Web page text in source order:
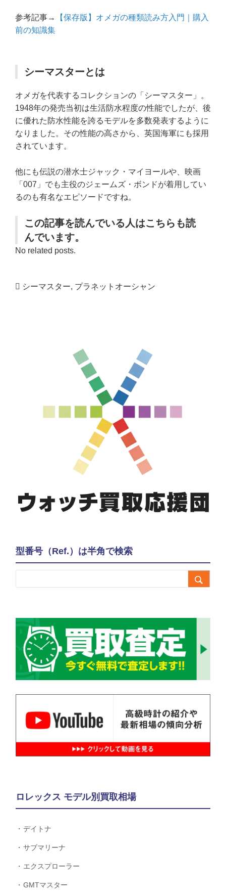
参考記事→
【保存版】オメガの種類読み方入門｜購入
前の知識集
シーマスターとは
オメガを代表するコレクションの「シーマスター」。
1948年の発売当初は生活防水程度の性能でしたが、後
に優れた防水性能を誇るモデルを多数発表するように
なりました。その性能の高さから、英国海軍にも採用
されています。
他にも伝説の潜水士ジャック・マイヨールや、映画
「007」でも主役のジェームズ・ボンドが着用してい
るのも有名なエピソードですね。
この記事を読んでいる人はこちらも読
んでいます。
No related posts.
シーマスター, プラネットオーシャン
型番号（Ref.）は半角で検索

ロレックス モデル別買取相場
デイトナ
サブマリーナ
エクスプローラー
GMTマスター